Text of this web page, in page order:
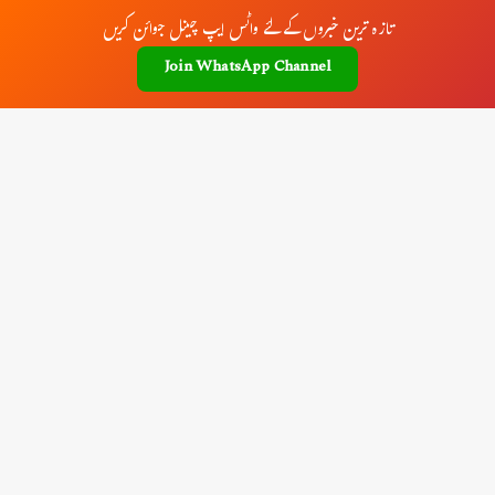
تازہ ترین خبروں کے لئے واٹس ایپ چینل جوائن کریں
Join WhatsApp Channel